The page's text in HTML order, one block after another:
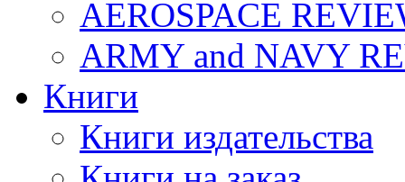
AEROSPACE
ARMY and NAVY
Книги
Книги издательства